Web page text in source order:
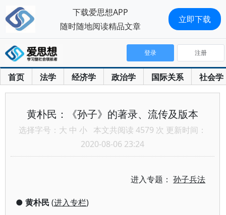
首页 法学 经济学 政治学 国际关系 社会学
登录 注册
黄朴民：《孙子》的著录、流传及版本
选择字号： 大 中 小 本文共阅读 4579 次 更新时间：
2020-08-06 23:24
进入专题：孙子兵法
● 黄朴民(进入专栏)
下载爱思想APP
随时随地阅读精品文章
立即下载